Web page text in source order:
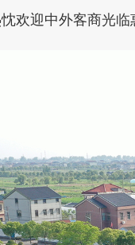
欢迎中外客商光临